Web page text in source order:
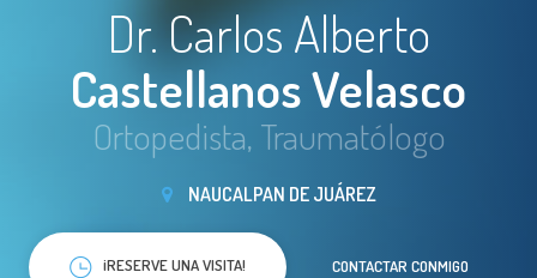
Dr. Carlos Alberto
Castellanos Velasco
Ortopedista, Traumatólogo
NAUCALPAN DE JUÁREZ
¡RESERVE UNA VISITA! CONTACTAR CONMIGO